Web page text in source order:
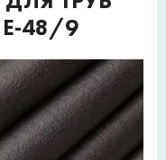
E-48/9